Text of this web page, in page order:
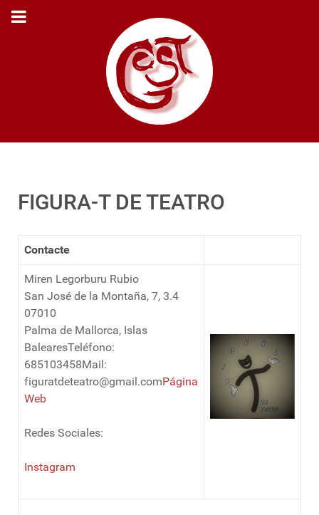
FIGURA-T DE TEATRO
Contacte
Miren Legorburu Rubio
San José de la Montaña, 7, 3.4
07010
Palma de Mallorca, Islas
BalearesTeléfono:
685103458Mail:
figuratdeteatro@gmail.comPágina
Web
Redes Sociales:
Instagram